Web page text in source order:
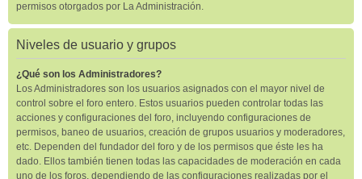
permisos otorgados por La Administración.
Niveles de usuario y grupos
¿Qué son los Administradores?
Los Administradores son los usuarios asignados con el mayor nivel de
control sobre el foro entero. Estos usuarios pueden controlar todas las
acciones y configuraciones del foro, incluyendo configuraciones de
permisos, baneo de usuarios, creación de grupos usuarios y moderadores,
etc. Dependen del fundador del foro y de los permisos que éste les ha
dado. Ellos también tienen todas las capacidades de moderación en cada
uno de los foros, dependiendo de las configuraciones realizadas por el